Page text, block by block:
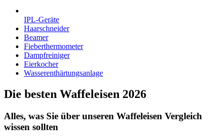
IPL-Geräte
Haarschneider
Beamer
Fieberthermometer
Dampfreiniger
Eierkocher
Wasserenthärtungsanlage
Die besten Waffeleisen 2026
Alles, was Sie über unseren Waffeleisen Vergleich
wissen sollten